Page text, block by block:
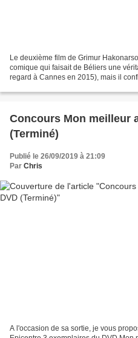
Le deuxième film de Grimur
comique qui faisait de Béliers une
regard à Cannes en 2015), mais il
Concours Mon meilleur
(Terminé)
Publié le 26/09/2019 à 21:09
Par Chris
A l'occasion de sa sortie, je vous